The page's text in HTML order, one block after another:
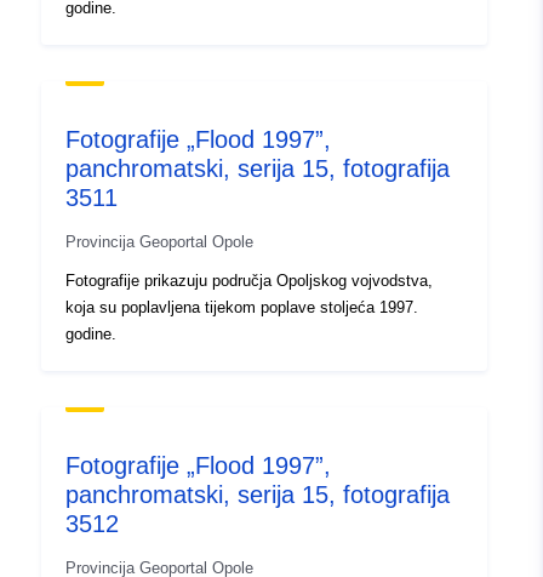
uriRef:
http://data.europa.eu/88u/dataset/
http://inspire.ec.europa.eu/
codelist/ResourceType/dataset
godine.
Fotografije „Flood 1997”,
panchromatski, serija 15, fotografija
3511
Provincija Geoportal Opole
Fotografije prikazuju područja Opoljskog vojvodstva,
koja su poplavljena tijekom poplave stoljeća 1997.
godine.
Fotografije „Flood 1997”,
panchromatski, serija 15, fotografija
3512
Provincija Geoportal Opole